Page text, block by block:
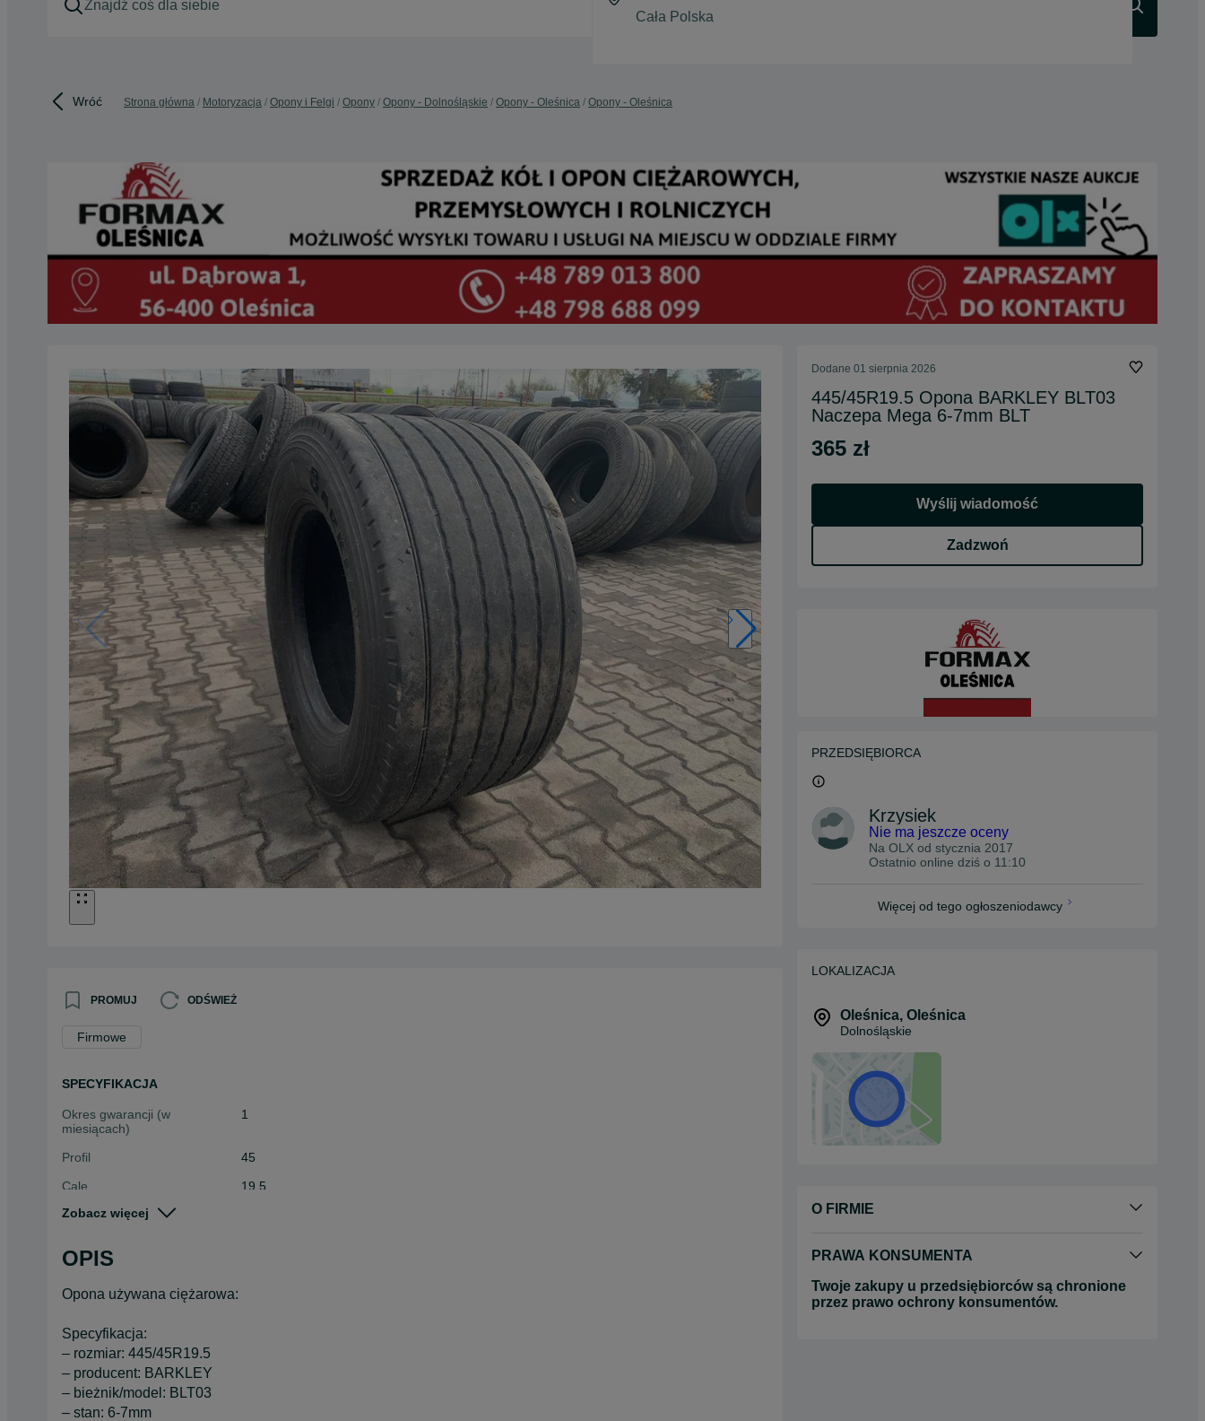
Wróć Strona główna Motoryzacja Opony i Felgi Opony Opony - Dolnośląskie Opony - Oleśnica Opony - Oleśnica
PROMUJ ODŚWIEŻ
Firmowe
SPECYFIKACJA
Okres gwarancji (w
miesiącach)
1
Profil
45
Cale
19.5
Stan
Szerokość
Zobacz więcej
OPIS
Opona używana ciężarowa:
Specyfikacja:
– rozmiar: 445/45R19.5
– producent: BARKLEY
– bieżnik/model: BLT03
– stan: 6-7mm
Dodane 01 sierpnia 2026
445/45R19.5 Opona BARKLEY BLT03
Naczepa Mega 6-7mm BLT
365 zł
Wyślij wiadomość
Zadzwoń
PRZEDSIĘBIORCA
Krzysiek
Nie ma jeszcze oceny
Na OLX od stycznia 2017
Ostatnio online dziś o 11:10
Więcej od tego ogłoszeniodawcy
LOKALIZACJA
Oleśnica, Oleśnica
Dolnośląskie
O FIRMIE
PRAWA KONSUMENTA
Twoje zakupy u przedsiębiorców są chronione
przez prawo ochrony konsumentów.